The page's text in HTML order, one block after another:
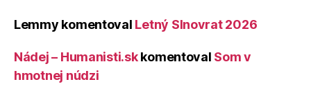
Lemmy komentoval Letný Slnovrat 2026
Nádej – Humanisti.skkomentoval Som v
hmotnej núdzi